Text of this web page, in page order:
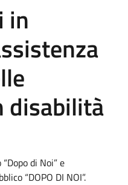
in
disabilità
di Noi” e
“DOPO DI NOI”.